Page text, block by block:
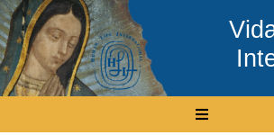
Skip
to
content
Toggle